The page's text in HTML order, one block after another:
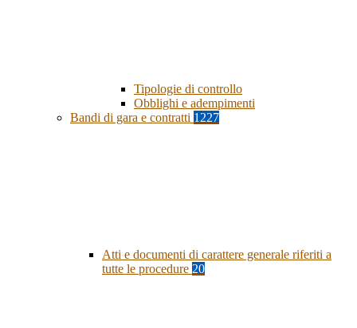
Tipologie di controllo
Obblighi e adempimenti
Bandi di gara e contratti 1227
Atti e documenti di carattere generale riferiti a
tutte le procedure 20